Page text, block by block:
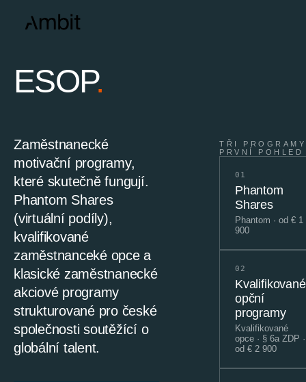
ESOP.
Zaměstnanecké
motivační programy,
které skutečně fungují.
Phantom Shares
(virtuální podíly),
kvalifikované
zaměstnanceké opce a
klasické zaměstnanecké
akciové programy
strukturované pro české
společnosti soutěžící o
globální talent.
TŘI
PRVNÍ POHLED
01
Phantom
Shares
Phantom · od € 1
900
02
Kvalifikované
opční
programy
Kvalifikované
opce · § 6a ZDP ·
od € 2 900